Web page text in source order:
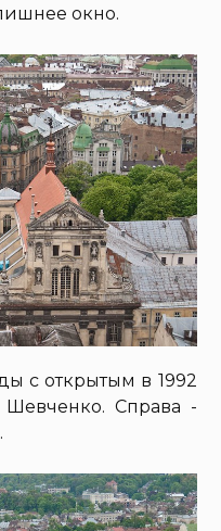
окно.
с открытым в 1992
Шевченко. Справа -